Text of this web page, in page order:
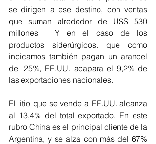
se dirigen a ese destino, con ventas
que suman alrededor de U$S 530
millones.  Y en el caso de los
productos siderúrgicos, que como
indicamos también pagan un arancel
del 25%, EE.UU. acapara el 9,2% de
las exportaciones nacionales.
El litio que se vende a EE.UU. alcanza
al 13,4% del total exportado. En este
rubro China es el principal cliente de la
Argentina, y se alza con más del 67%